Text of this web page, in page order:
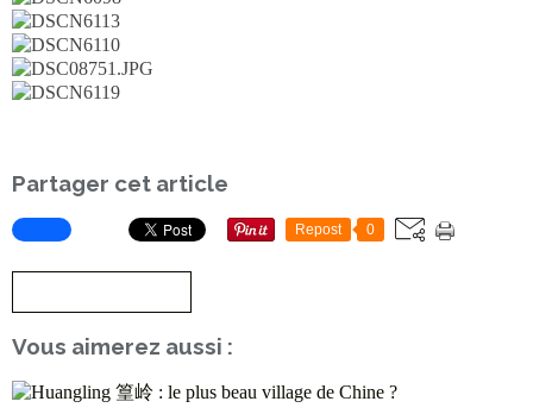
Partager cet article
Repost 0
Vous aimerez aussi :